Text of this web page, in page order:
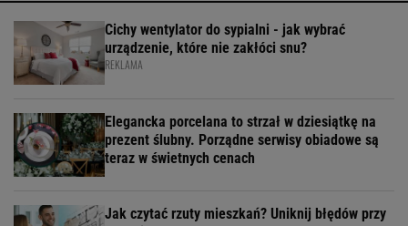
Cichy wentylator do sypialni - jak wybrać
urządzenie, które nie zakłóci snu?
REKLAMA
Elegancka porcelana to strzał w dziesiątkę na
prezent ślubny. Porządne serwisy obiadowe są
teraz w świetnych cenach
Jak czytać rzuty mieszkań? Uniknij błędów przy